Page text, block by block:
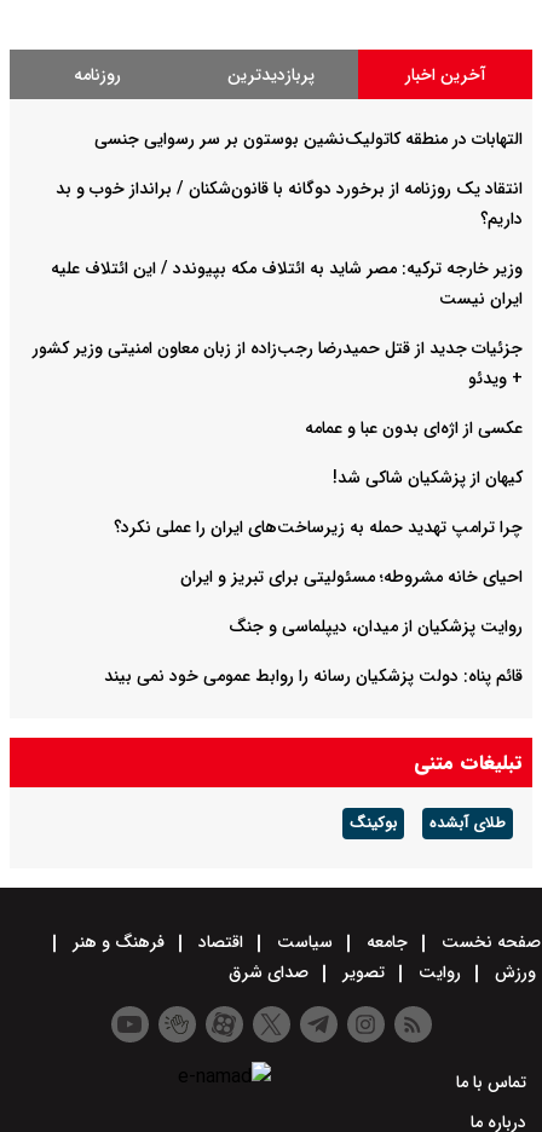
آخرین اخبار پربازدیدترین روزنامه
التهابات در منطقه کاتولیک‌نشین بوستون بر سر رسوایی جنسی
انتقاد یک روزنامه از برخورد دوگانه با قانون‌شکنان / برانداز خوب و بد
داریم؟
وزیر خارجه ترکیه: مصر شاید به ائتلاف مکه بپیوندد / این ائتلاف علیه
ایران نیست
جزئیات جدید از قتل حمیدرضا رجب‌زاده از زبان معاون امنیتی وزیر کشور
+ ویدئو
عکسی از اژه‌ای بدون عبا و عمامه
کیهان از پزشکیان شاکی شد!
چرا ترامپ تهدید حمله به زیرساخت‌های ایران را عملی نکرد؟
احیای خانه مشروطه؛ مسئولیتی برای تبریز و ایران
روایت‌ پزشکیان از میدان، دیپلماسی و جنگ
قائم پناه: دولت پزشکیان رسانه را روابط عمومی خود نمی بیند
تبلیغات متنی
طلای آبشده بوکینگ
صفحه نخست جامعه سیاست اقتصاد
فرهنگ و هنر
ورزش
روایت تصویر صدای شرق
تماس با ما
درباره ما